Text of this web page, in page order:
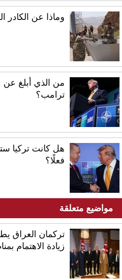
وماذا عن الكادر
من الذي أبلغ
ترامب؟
هل كانت تركيا
فعلًا؟
مواضيع متعلقة
تركمان العراق
زيادة الاهتمام